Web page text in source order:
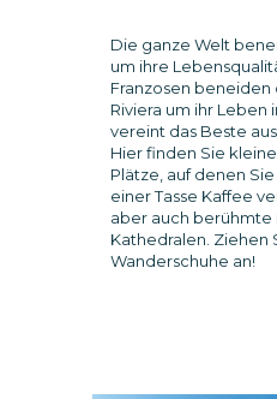
Die ganze Welt
um ihre
Franzosen
Riviera um ihr Leben
vereint das Beste
Hier finden Sie
Plätze, auf denen
einer Tasse Kaffee
aber auch berühmte
Kathedralen. Ziehen
Wanderschuhe an!